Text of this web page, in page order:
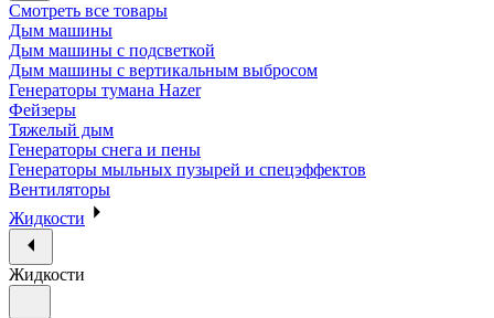
Смотреть все товары
Дым машины
Дым машины с подсветкой
Дым машины с вертикальным выбросом
Генераторы тумана Hazer
Фейзеры
Тяжелый дым
Генераторы снега и пены
Генераторы мыльных пузырей и спецэффектов
Вентиляторы
Жидкости
Жидкости